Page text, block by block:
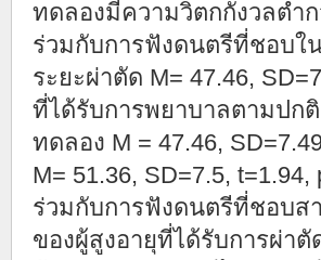
ทดลองมีความวิตกกังวลต่ำ
ร่วมกับการฟังดนตรีที่ชอบใ
ระยะผ่าตัด M= 47.46,
ที่ได้รับการพยาบาลตามปก
ทดลอง M = 47.46,
M= 51.36, SD=7.5,
ร่วมกับการฟังดนตรีที่ชอบส
ของผู้สูงอายุที่ได้รับการผ่า